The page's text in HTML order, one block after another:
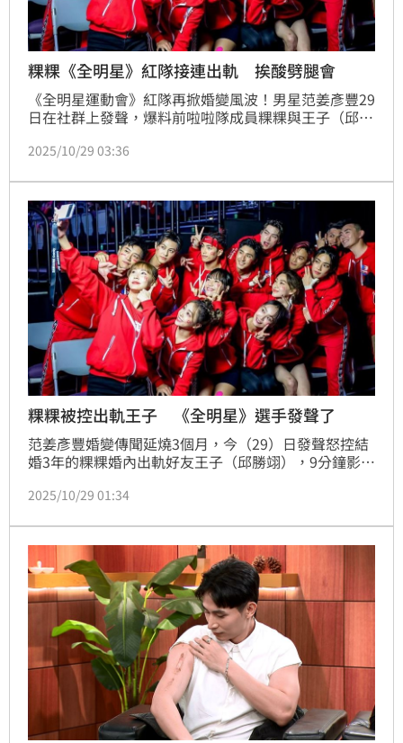
粿粿《全明星》紅隊接連出軌 挨酸劈腿會
《全明星運動會》紅隊再掀婚變風波！男星范姜彥豐29
日在社群上發聲，爆料前啦啦隊成員粿粿與王子（邱勝
星》第三季結識，有網友挖出過往節目中紅隊成員多次
育，是來節目上談戀愛的」。
2025/10/29 03:36
粿粿被控出軌王子 《全明星》選手發聲了
范姜彥豐婚變傳聞延燒3個月，今（29）日發聲怒控結
婚3年的粿粿婚內出軌好友王子（邱勝翊），9分鐘影片
節目《全明星運動會》相識並結為好友。如今爆出感情
也陸續發聲。
2025/10/29 01:34